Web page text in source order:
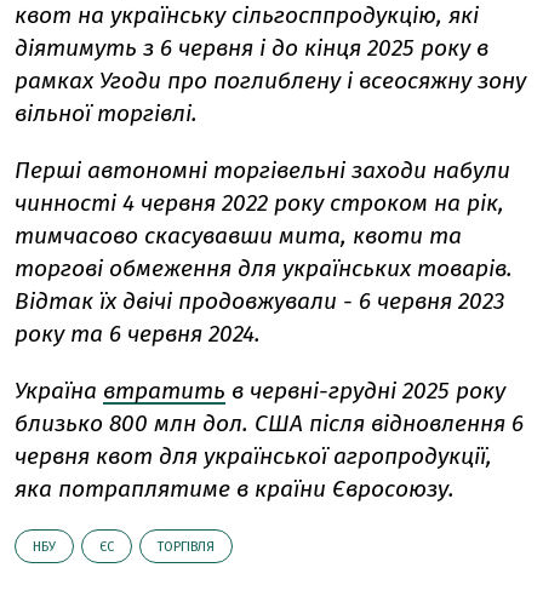
квот на українську сільгосппродукцію, які
діятимуть з 6 червня і до кінця 2025 року в
рамках Угоди про поглиблену і всеосяжну зону
вільної торгівлі.
Перші автономні торгівельні заходи набули
чинності 4 червня 2022 року строком на рік,
тимчасово скасувавши мита, квоти та
торгові обмеження для українських товарів.
Відтак їх двічі продовжували - 6 червня 2023
року та 6 червня 2024.
Україна втратить в червні-грудні 2025 року
близько 800 млн дол. США після відновлення 6
червня квот для української агропродукції,
яка потраплятиме в країни Євросоюзу.
НБУ ЄС ТОРГІВЛЯ